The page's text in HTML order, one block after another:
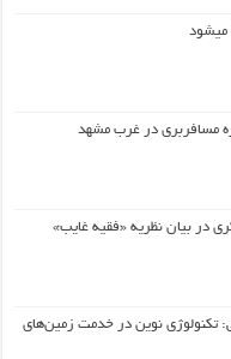
میشود
مسافربری در غرب مشهد
در بیان نظریه «فقیه غایب»
تکنولوژی نوین در خدمت زمین‌های